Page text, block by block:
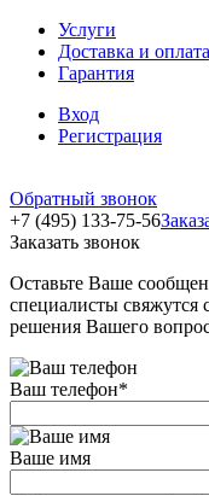
Услуги
Доставка и оплата
Гарантия
Вход
Регистрация
Обратный звонок
+7 (495) 133-75-56
Заказать звонок
Оставьте Ваше
специалисты свяжутся
решения Вашего
Ваш телефон*
Ваше имя